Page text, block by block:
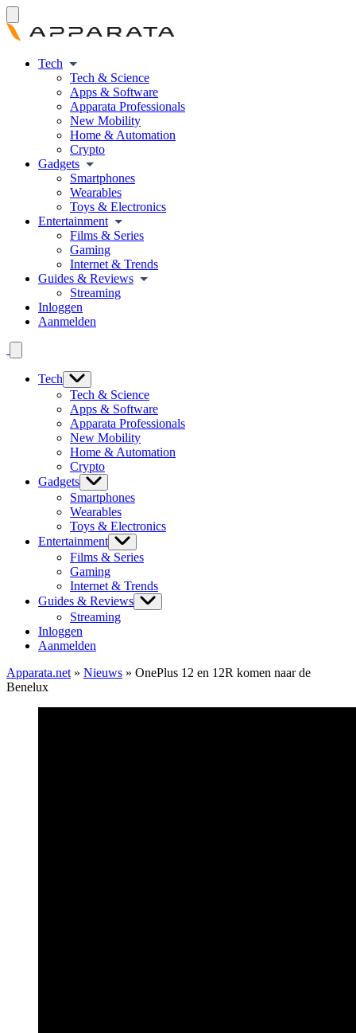
Tech
Tech & Science
Apps & Software
Apparata Professionals
New Mobility
Home & Automation
Crypto
Gadgets
Smartphones
Wearables
Toys & Electronics
Entertainment
Films & Series
Gaming
Internet & Trends
Guides & Reviews
Streaming
Inloggen
Aanmelden
Tech
Tech & Science
Apps & Software
Apparata Professionals
New Mobility
Home & Automation
Crypto
Gadgets
Smartphones
Wearables
Toys & Electronics
Entertainment
Films & Series
Gaming
Internet & Trends
Guides & Reviews
Streaming
Inloggen
Aanmelden
Apparata.net » Nieuws » OnePlus 12 en 12R komen naar de
Benelux